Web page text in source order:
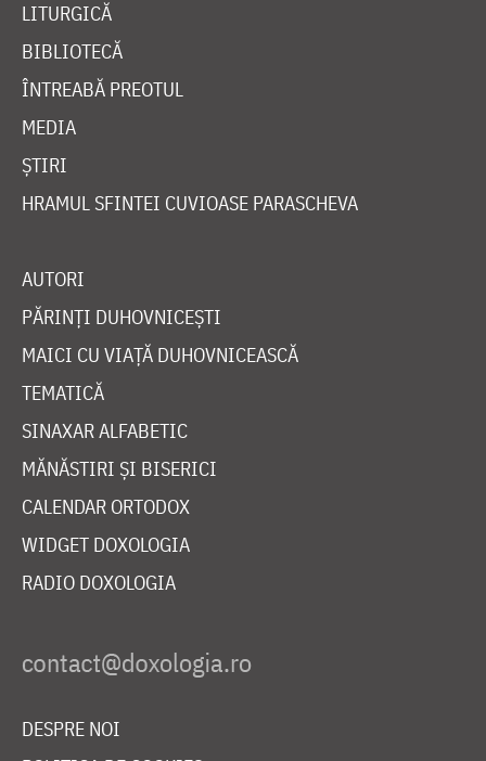
LITURGICĂ
BIBLIOTECĂ
ÎNTREABĂ PREOTUL
MEDIA
ȘTIRI
HRAMUL SFINTEI CUVIOASE PARASCHEVA
AUTORI
PĂRINȚI DUHOVNICEȘTI
MAICI CU VIAȚĂ DUHOVNICEASCĂ
TEMATICĂ
SINAXAR ALFABETIC
MĂNĂSTIRI ȘI BISERICI
CALENDAR ORTODOX
WIDGET DOXOLOGIA
RADIO DOXOLOGIA
DESPRE NOI